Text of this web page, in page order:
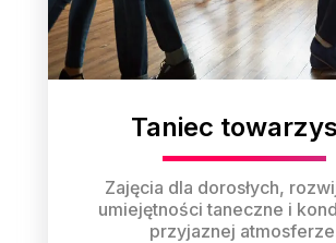
Taniec
Zajęcia dla dorosłych,
umiejętności taneczne i
przyjaznej